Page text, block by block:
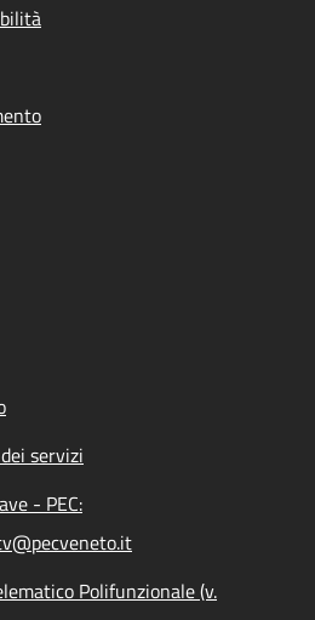
servizi
- PEC:
Polifunzionale (v.